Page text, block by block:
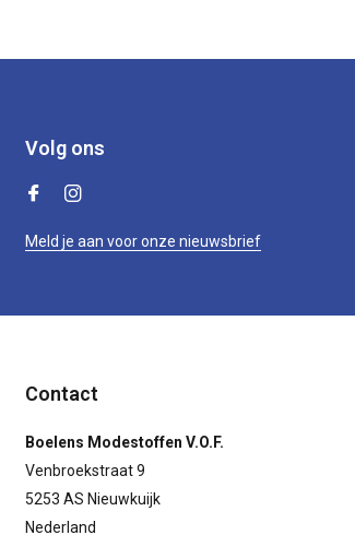
Volg ons
Meld je aan voor onze nieuwsbrief
Contact
Boelens Modestoffen V.O.F.
Venbroekstraat 9
5253 AS Nieuwkuijk
Nederland